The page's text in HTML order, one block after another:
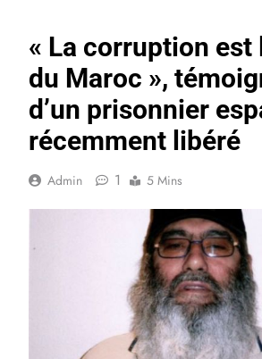
« La corruption est
du Maroc »,
d’un prisonnier
récemment libéré
Admin 1 5 Mins